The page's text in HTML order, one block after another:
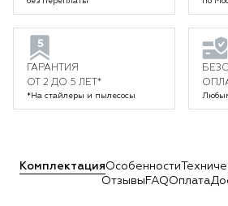
ГАРАНТИЯ
ОТ 2 ДО 5 ЛЕТ*
*На стайлеры и пылесосы
КомплектацияОсобенности
Отзывы FAQОплата